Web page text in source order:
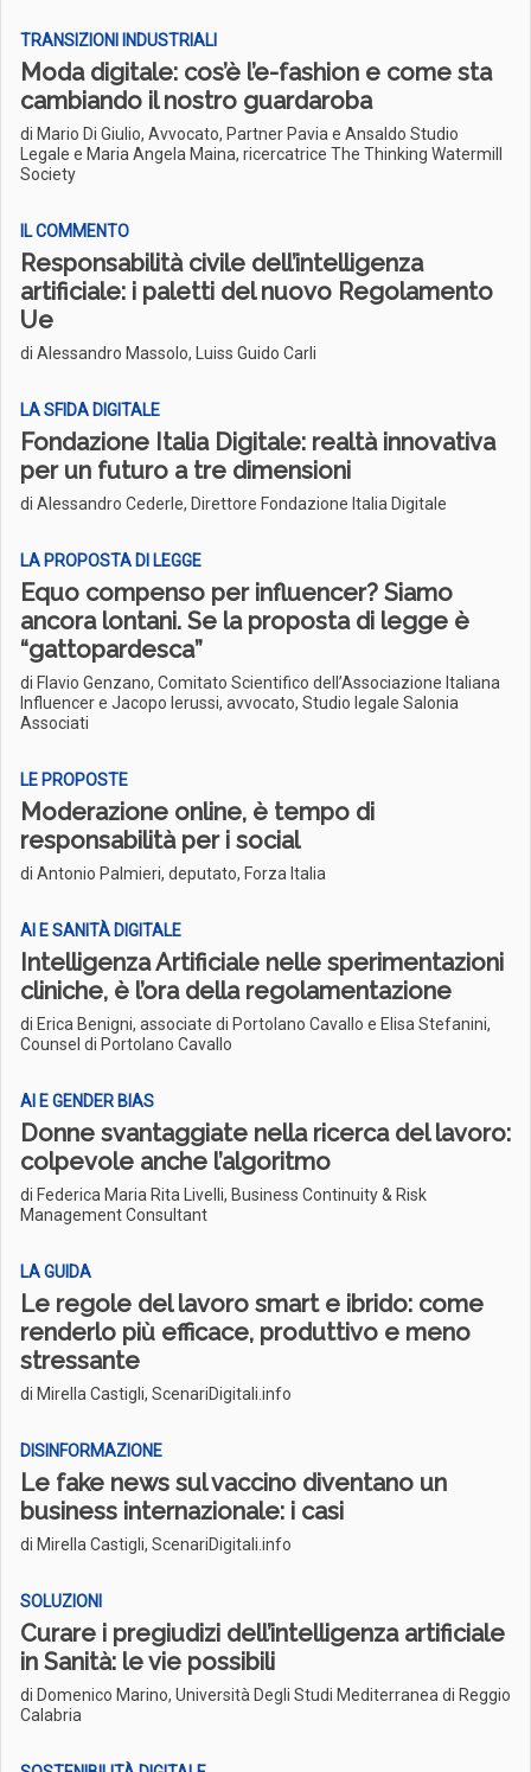
TRANSIZIONI INDUSTRIALI
Moda digitale: cos’è l’e-fashion e come sta
cambiando il nostro guardaroba
di Mario Di Giulio, Avvocato, Partner Pavia e Ansaldo Studio
Legale e Maria Angela Maina, ricercatrice The Thinking Watermill
Society
IL COMMENTO
Responsabilità civile dell’intelligenza
artificiale: i paletti del nuovo Regolamento
Ue
di Alessandro Massolo, Luiss Guido Carli
LA SFIDA DIGITALE
Fondazione Italia Digitale: realtà innovativa
per un futuro a tre dimensioni
di Alessandro Cederle, Direttore Fondazione Italia Digitale
LA PROPOSTA DI LEGGE
Equo compenso per influencer? Siamo
ancora lontani. Se la proposta di legge è
“gattopardesca”
di Flavio Genzano, Comitato Scientifico dell’Associazione Italiana
Influencer e Jacopo Ierussi, avvocato, Studio legale Salonia
Associati
LE PROPOSTE
Moderazione online, è tempo di
responsabilità per i social
di Antonio Palmieri, deputato, Forza Italia
AI E SANITÀ DIGITALE
Intelligenza Artificiale nelle sperimentazioni
cliniche, è l’ora della regolamentazione
di Erica Benigni, associate di Portolano Cavallo e Elisa Stefanini,
Counsel di Portolano Cavallo
AI E GENDER BIAS
Donne svantaggiate nella ricerca del lavoro:
colpevole anche l’algoritmo
di Federica Maria Rita Livelli, Business Continuity & Risk
Management Consultant
LA GUIDA
Le regole del lavoro smart e ibrido: come
renderlo più efficace, produttivo e meno
stressante
di Mirella Castigli, ScenariDigitali.info
DISINFORMAZIONE
Le fake news sul vaccino diventano un
business internazionale: i casi
di Mirella Castigli, ScenariDigitali.info
SOLUZIONI
Curare i pregiudizi dell’intelligenza artificiale
in Sanità: le vie possibili
di Domenico Marino, Università Degli Studi Mediterranea di Reggio
Calabria